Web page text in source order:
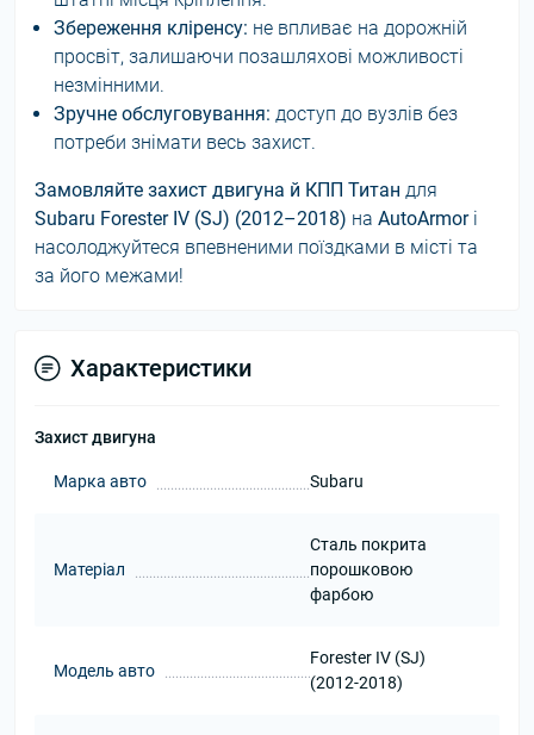
Збереження кліренсу: не впливає на дорожній
просвіт, залишаючи позашляхові можливості
незмінними.
Зручне обслуговування: доступ до вузлів без
потреби знімати весь захист.
Замовляйте захист двигуна й КПП Титан для
Subaru Forester IV (SJ) (2012–2018) на AutoArmorі
насолоджуйтеся впевненими поїздками в місті та
за його межами!
Характеристики
Захист двигуна
Марка авто Subaru
Матеріал
Сталь покрита
порошковою
фарбою
Модель авто
Forester IV (SJ)
(2012-2018)